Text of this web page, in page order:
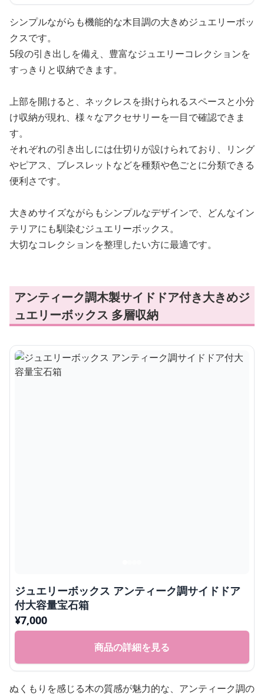
シンプルながらも機能的な木目調の大きめジュエリーボッ
クスです。
5段の引き出しを備え、豊富なジュエリーコレクションを
すっきりと収納できます。
上部を開けると、ネックレスを掛けられるスペースと小分
け収納が現れ、様々なアクセサリーを一目で確認できま
す。
それぞれの引き出しには仕切りが設けられており、リング
やピアス、ブレスレットなどを種類や色ごとに分類できる
便利さです。
大きめサイズながらもシンプルなデザインで、どんなイン
テリアにも馴染むジュエリーボックス。
大切なコレクションを整理したい方に最適です。
アンティーク調木製サイドドア付き大きめジ
ュエリーボックス 多層収納
ジュエリーボックス アンティーク調サイドドア
付大容量宝石箱
¥7,000
商品の詳細を見る
ぬくもりを感じる木の質感が魅力的な、アンティーク調の